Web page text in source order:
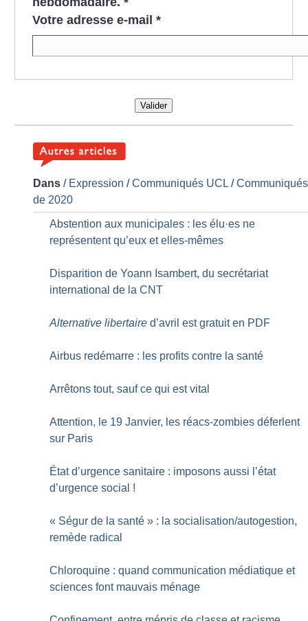
Votre adresse e-mail *
Valider
Dans / Expression /Communiqués UCL /Communiqués
de 2020
Abstention aux municipales : les élu·es ne
représentent qu’eux et elles-mêmes
Disparition de Yoann Isambert, du secrétariat
international de la CNT
Alternative libertaire d’avril est gratuit en PDF
Airbus redémarre : les profits contre la santé
Arrêtons tout, sauf ce qui est vital
Attention, le 19 Janvier, les réacs-zombies déferlent
sur Paris
État d’urgence sanitaire : imposons aussi l’état
d’urgence social !
« Ségur de la santé » : la socialisation/autogestion,
remède radical
Chloroquine : quand communication médiatique et
sciences font mauvais ménage